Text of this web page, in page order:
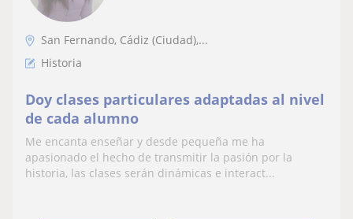
San Fernando, Cádiz (Ciudad),...
Historia
Doy clases particulares adaptadas al nivel
de cada alumno
Me encanta enseñar y desde pequeña me ha
apasionado el hecho de transmitir la pasión por la
historia, las clases serán dinámicas e interact...